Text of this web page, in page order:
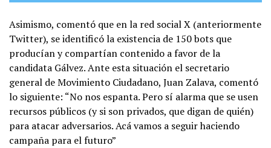
Asimismo, comentó que en la red social X (anteriormente
Twitter), se identificó la existencia de 150 bots que
producían y compartían contenido a favor de la
candidata Gálvez. Ante esta situación el secretario
general de Movimiento Ciudadano, Juan Zalava, comentó
lo siguiente: “No nos espanta. Pero sí alarma que se usen
recursos públicos (y si son privados, que digan de quién)
para atacar adversarios. Acá vamos a seguir haciendo
campaña para el futuro”